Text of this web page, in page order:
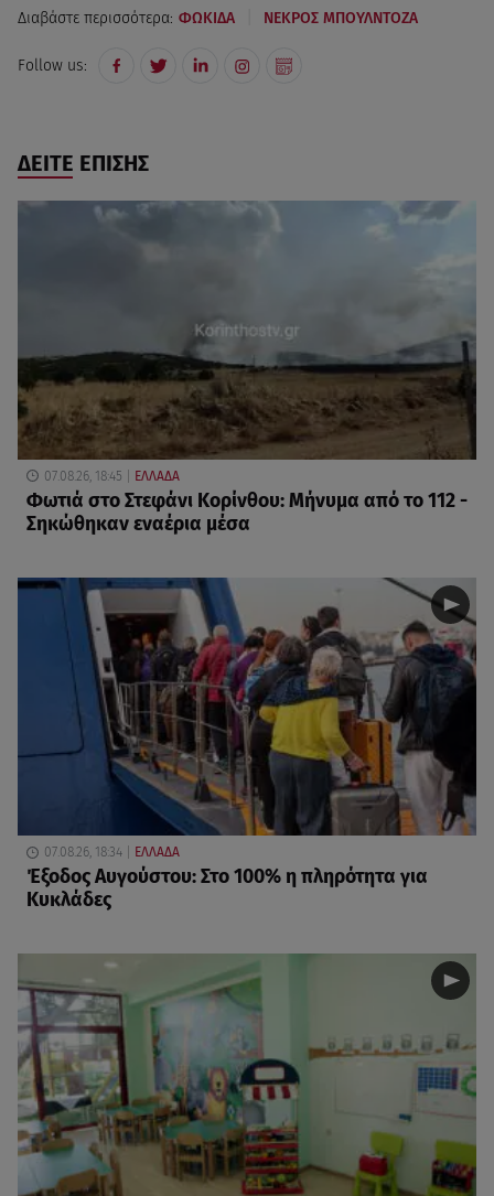
Διαβάστε περισσότερα: ΦΩΚΙΔΑ ΝΕΚΡΟΣ ΜΠΟΥΛΝΤΟΖΑ
Follow us:
ΔΕΙΤΕ ΕΠΙΣΗΣ
07.08.26, 18:45 ΕΛΛΑΔΑ
Φωτιά στο Στεφάνι Κορίνθου: Μήνυμα από το 112 -
Σηκώθηκαν εναέρια μέσα
07.08.26, 18:34 ΕΛΛΑΔΑ
Έξοδος Αυγούστου: Στο 100% η πληρότητα για
Κυκλάδες